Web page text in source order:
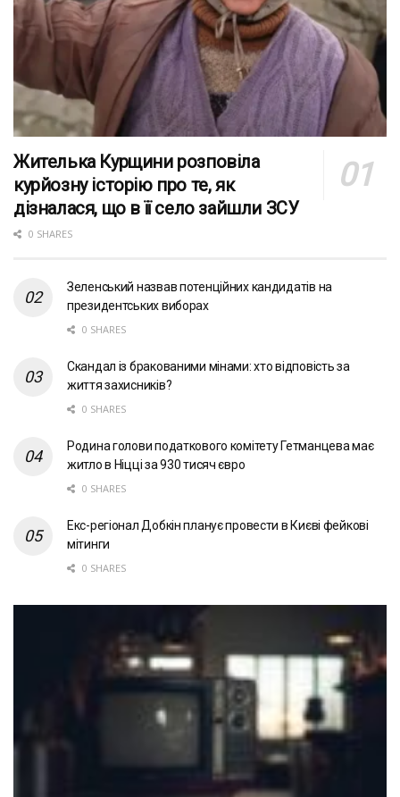
Жителька Курщини розповіла
курйозну історію про те, як
дізналася, що в її село зайшли ЗСУ
0 SHARES
Зеленський назвав потенційних кандидатів на
президентських виборах
0 SHARES
Скандал із бракованими мінами: хто відповість за
життя захисників?
0 SHARES
Родина голови податкового комітету Гетманцева має
житло в Ніцці за 930 тисяч євро
0 SHARES
Екс-регіонал Добкін планує провести в Києві фейкові
мітинги
0 SHARES